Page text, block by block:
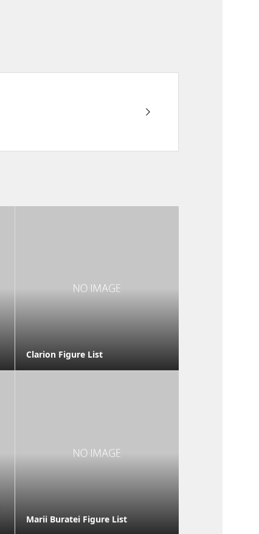
Clarion Figure List
Marii Buratei Figure List